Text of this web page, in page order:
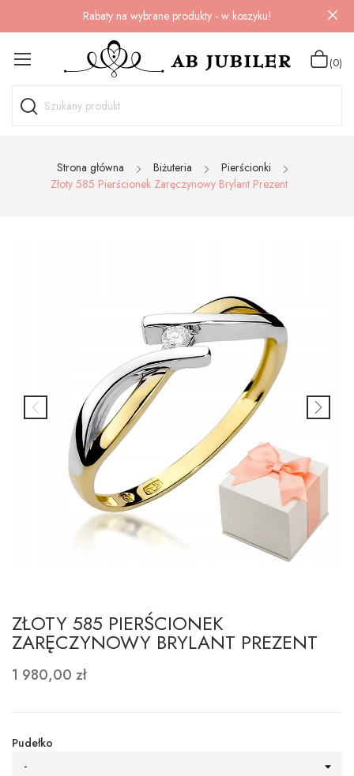
Rabaty na wybrane produkty - w koszyku!
(0)
Strona główna Biżuteria
Pierścionki
Złoty 585 Pierścionek Zaręczynowy Brylant Prezent
ZŁOTY 585 PIERŚCIONEK
ZARĘCZYNOWY BRYLANT PREZENT
1 980,00 zł
Pudełko
-